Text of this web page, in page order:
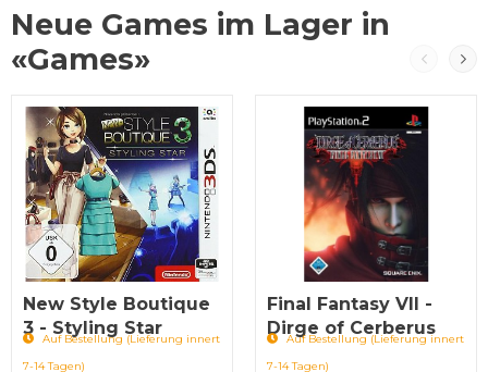
Neue Games im Lager in
«Games»
New Style Boutique
3 - Styling Star
Auf Bestellung (Lieferung innert
7-14 Tagen)
Final Fantasy VII -
Dirge of Cerberus
Auf Bestellung (Lieferung innert
7-14 Tagen)